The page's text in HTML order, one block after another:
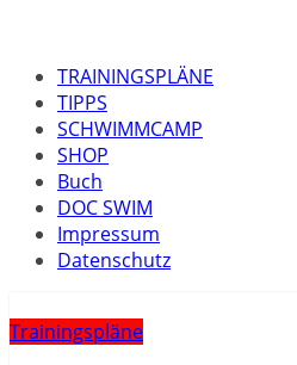
TRAININGSPLÄNE
TIPPS
SCHWIMMCAMP
SHOP
Buch
DOC SWIM
Impressum
Datenschutz
Trainingspläne